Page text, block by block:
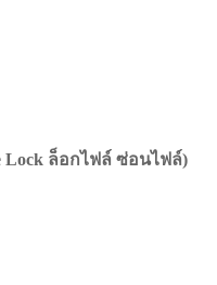
Lock ล็อกไฟล์ ซ่อนไฟล์)